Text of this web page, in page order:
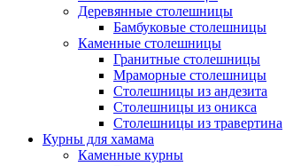
Деревянные столешницы
Бамбуковые столешницы
Каменные столешницы
Гранитные столешницы
Мраморные столешницы
Столешницы из андезита
Столешницы из оникса
Столешницы из травертина
Курны для хамама
Каменные курны